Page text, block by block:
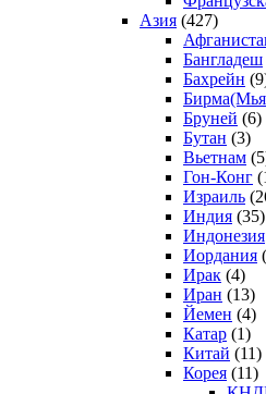
Азия (427)
Бангладеш
Бахрейн
Бруней (6)
Бутан (3)
Вьетнам
Гон-Конг
Израиль
Индия (35)
Индонезия
Иордания
Ирак (4)
Иран (13)
Йемен (4)
Катар (1)
Китай (11)
Корея (11)